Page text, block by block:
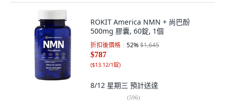
ROKIT America NMN + 尚巴酚
500mg 膠囊, 60錠, 1個
折扣後價格 52%$1,645
$787
($13.12/1錠)
8/12 星期三 預計送達
(596)